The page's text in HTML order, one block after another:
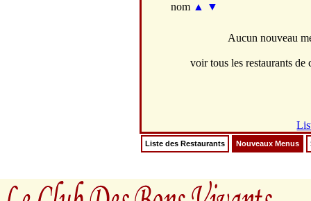
nom ▲ ▼
Aucun nouveau
voir tous les restaurants
Liste des Restaurants Nouveaux Menus